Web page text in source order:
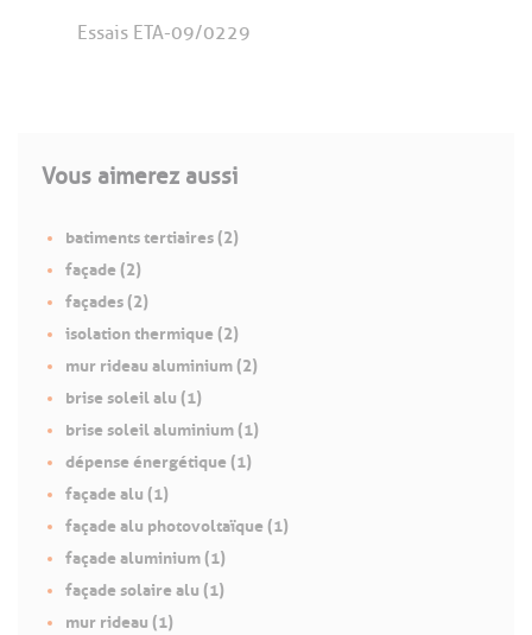
Essais ETA-09/0229
Vous aimerez aussi
batiments tertiaires (2)
façade (2)
façades (2)
isolation thermique (2)
mur rideau aluminium (2)
brise soleil alu (1)
brise soleil aluminium (1)
dépense énergétique (1)
façade alu (1)
façade alu photovoltaïque (1)
façade aluminium (1)
façade solaire alu (1)
mur rideau (1)